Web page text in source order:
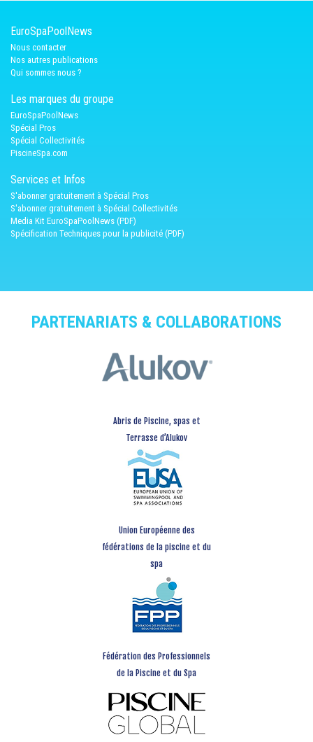
EuroSpaPoolNews
Nous contacter
Nos autres publications
Qui sommes nous ?
Les marques du groupe
EuroSpaPoolNews
Spécial Pros
Spécial Collectivités
PiscineSpa.com
Services et Infos
S'abonner gratuitement à Spécial Pros
S'abonner gratuitement à Spécial Collectivités
Media Kit EuroSpaPoolNews (PDF)
Spécification Techniques pour la publicité (PDF)
PARTENARIATS & COLLABORATIONS
Abris de Piscine, spas et
Terrasse d’Alukov
Union Européenne des
fédérations de la piscine et du
spa
Fédération des Professionnels
de la Piscine et du Spa